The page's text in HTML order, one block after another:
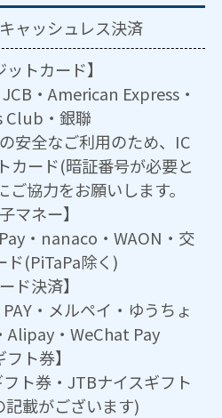
キャッシュレス決済
ットカード】
・American Express・
Club・銀聯
安全なご利用のため、IC
カード(暗証番号が必要と
協力をお願いします。
マネー】
・nanaco・WAON・交
ド(PiTaPa除く)
ド決済】
・メルペイ・ゆうちょ
Alipay・WeChat Pay
フト券】
ト券・JTBナイスギフト
記載がございます)